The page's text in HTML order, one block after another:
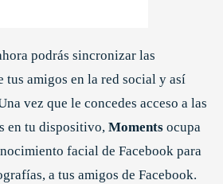
podrás sincronizar las
tus amigos en la red social y así
vez que le concedes acceso a las
en tu dispositivo, Moments ocupa
facial de Facebook para
a tus amigos de Facebook.